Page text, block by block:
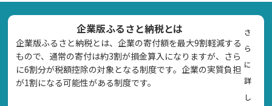
企業版ふるさと納税とは
企業版ふるさと納税とは、企業の寄付額を最大9割軽減する
もので、通常の寄付は約3割が損金算入になりますが、さら
に6割分が税額控除の対象となる制度です。企業の実質負担
が1割になる可能性がある制度です。
さ
ら
に
詳
し